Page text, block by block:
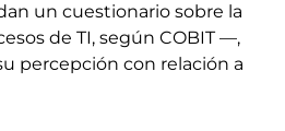
un cuestionario sobre la
de TI, según COBIT —,
percepción con relación a